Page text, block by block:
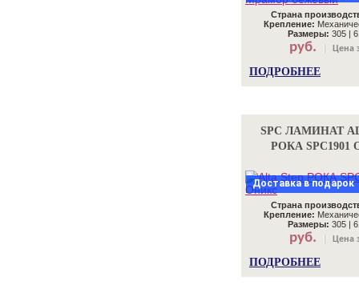
Страна
Крепление:
Размеры: 305 |
руб. Цена
ПОДРОБНЕЕ
SPC ЛАМИНАТ
РОКА
Доставка в подарок
Страна
Крепление:
Размеры: 305 |
руб. Цена
ПОДРОБНЕЕ